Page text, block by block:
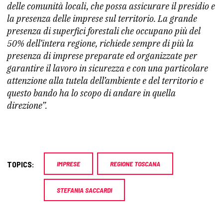
delle comunità locali, che possa assicurare il presidio e
la presenza delle imprese sul territorio. La grande
presenza di superfici forestali che occupano più del
50% dell’intera regione, richiede sempre di più la
presenza di imprese preparate ed organizzate per
garantire il lavoro in sicurezza e con una particolare
attenzione alla tutela dell’ambiente e del territorio e
questo bando ha lo scopo di andare in quella
direzione”.
TOPICS: IMPRESE REGIONE TOSCANA
STEFANIA SACCARDI